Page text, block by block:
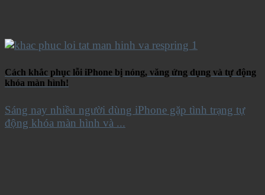
Cách khắc phục lỗi iPhone bị nóng, văng ứng dụng và tự động
khóa màn hình!
Sáng nay nhiều người dùng iPhone gặp tình trạng tự
động khóa màn hình và ...